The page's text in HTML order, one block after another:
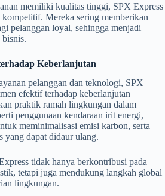
memiliki kualitas tinggi, SPX Express
Mereka sering memberikan
pelanggan loyal, sehingga menjadi
Keberlanjutan
pelanggan dan teknologi, SPX
efektif terhadap keberlanjutan
praktik ramah lingkungan dalam
penggunaan kendaraan irit energi,
meminimalisasi emisi karbon, serta
yang dapat didaur ulang.
tidak hanya berkontribusi pada
tetapi juga mendukung langkah global
lingkungan.